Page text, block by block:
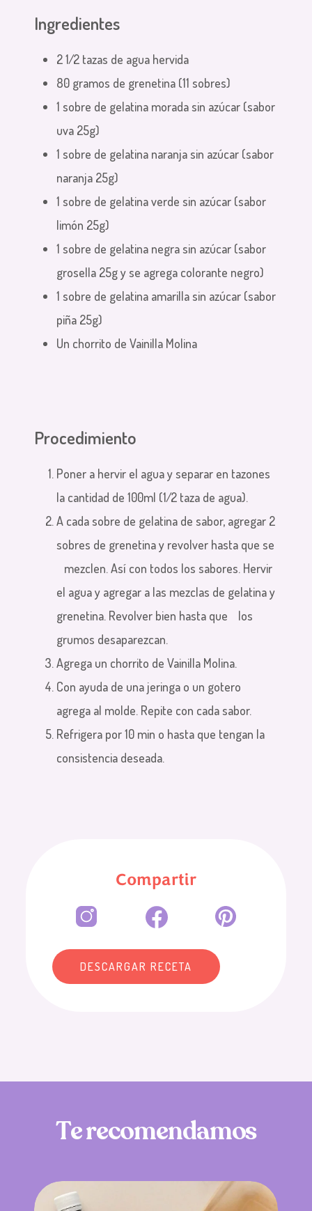
Ingredientes
2 1⁄2 tazas de agua hervida
80 gramos de grenetina (11 sobres)
1 sobre de gelatina morada sin azúcar (sabor
uva 25g)
1 sobre de gelatina naranja sin azúcar (sabor
naranja 25g)
1 sobre de gelatina verde sin azúcar (sabor
limón 25g)
1 sobre de gelatina negra sin azúcar (sabor
grosella 25g y se agrega colorante negro)
1 sobre de gelatina amarilla sin azúcar (sabor
piña 25g)
Un chorrito de Vainilla Molina
Procedimiento
Poner a hervir el agua y separar en tazones
la cantidad de 100ml (1⁄2 taza de agua).
A cada sobre de gelatina de sabor, agregar 2
sobres de grenetina y revolver hasta que se
mezclen. Así con todos los sabores. Hervir
el agua y agregar a las mezclas de gelatina y
grenetina. Revolver bien hasta que los
grumos desaparezcan.
Agrega un chorrito de Vainilla Molina.
Con ayuda de una jeringa o un gotero
agrega al molde. Repite con cada sabor.
Refrigera por 10 min o hasta que tengan la
consistencia deseada.
Compartir
DESCARGAR RECETA
Terecomendamos